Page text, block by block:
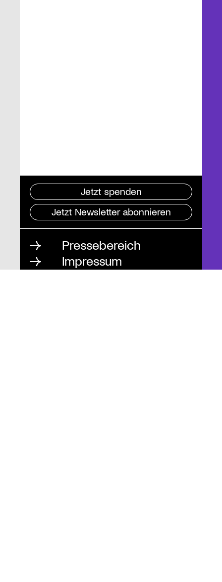
Jetzt spenden
Jetzt Newsletter abonnieren
Pressebereich
Impressum